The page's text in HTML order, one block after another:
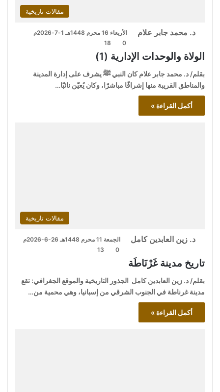
مقالات تاريخية
د. محمد جابر علام
الأربعاء 16 محرم 1448هـ 1-7-2026م
0
18
الولاة والوحدات الإدارية (1)
بقلم/ د. محمد جابر علام كان النبي ﷺ يشرف على إدارة المدينة
والمناطق القريبة منها إشرافًا مباشرًا، وكان يُعيّن نائبًا…
أكمل القراءة »
مقالات تاريخية
د. زين العابدين كامل
الجمعة 11 محرم 1448هـ 26-6-2026م
0
13
تاريخ مدينة غَرْنَاطَة
بقلم/ د. زين العابدين كامل الجذور التاريخية والموقع الجغرافي: تقع
مدينة غرناطة في الجنوب الشرقي من إسبانيا، وهي محمية من…
أكمل القراءة »